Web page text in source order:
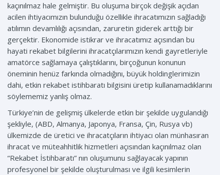
kaçınılmaz hale gelmiştir. Bu oluşuma birçok değişik açıdan
acilen ihtiyacımızın bulunduğu özellikle ihracatımızın sağladığı
atılımın devamlılığı açısından, zaruretin giderek arttığı bir
gerçektir. Ekonomide istikrar ve ihracatımız açısından bu
hayati rekabet bilgilerini ihracatçılarımızın kendi gayretleriyle
amatörce sağlamaya çalıştıklarını, birçoğunun konunun
öneminin henüz farkında olmadığını, büyük holdinglerimizin
dahi, etkin rekabet istihbaratı bilgisini üretip kullanamadıklarını
söylememiz yanlış olmaz.
Türkiye’nin de gelişmiş ülkelerde etkin bir şekilde uygulandığı
şekliyle, (ABD, Almanya, Japonya, Fransa, Çin, Rusya vb)
ülkemizde de üretici ve ihracatçıların ihtiyacı olan münhasıran
ihracat ve müteahhitlik hizmetleri açısından kaçınılmaz olan
“Rekabet İstihbaratı” nın oluşumunu sağlayacak yapının
profesyonel bir şekilde oluşturulması ve ilgili kesimlerin